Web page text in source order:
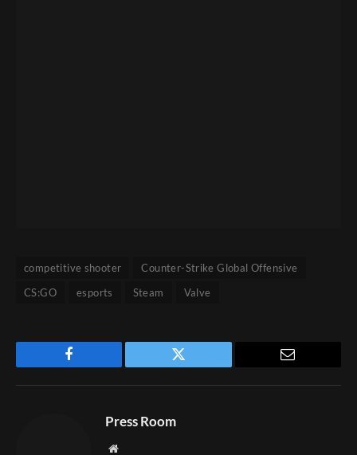
competitive shooter
Counter-Strike Global Offensive
CS:GO
esports Steam Valve
Facebook Twitter
Press Room
Website